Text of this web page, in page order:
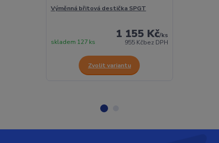
Výměnná břitová destička SPGT
1 155 Kč/ks
955 Kčbez DPH
skladem 127 ks
Zvolit variantu